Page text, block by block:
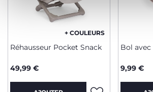
+ COULEURS
Réhausseur Pocket Snack
49,99 €
Bol
9,99 €